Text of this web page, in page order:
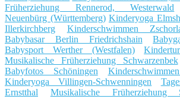
Früherziehung Rennerod, Westerwald
Neuenbürg (Württemberg) Kinderyoga
Illerkirchberg
Kinderschwimmen
Babybasar Berlin Friedrichshain
Babysport Werther (Westfalen)
Musikalische Früherziehung Schwarzenbek
Babyfotos Schöningen
Kinderyoga Villingen-Schwenningen
Ernstthal
Musikalische Früherziehung